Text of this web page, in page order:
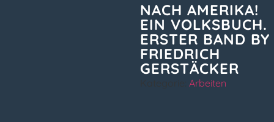
NACH AMERIKA!
EIN VOLKSBUCH.
ERSTER BAND BY
FRIEDRICH
GERSTÄCKER
Kategorie:Arbeiten